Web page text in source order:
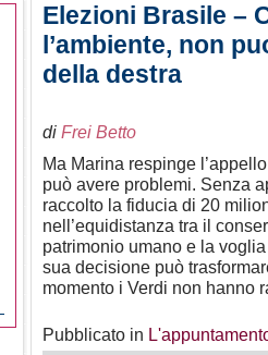
Elezioni Brasile –
l’ambiente, non
della destra
di Frei Betto
Ma Marina respinge
può avere problemi. Senza
raccolto la fiducia di 20
nell’equidistanza tra il
patrimonio umano e la
sua decisione può
momento i Verdi non hanno
Pubblicato in